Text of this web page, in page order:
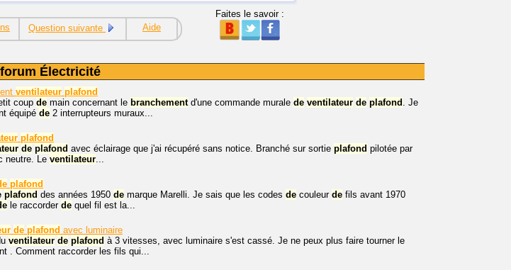
Question suivante Aide
Faites le savoir :
Électricité
ventilateur plafond
coup de main concernant le branchementd'une commande murale de ventilateur de plafond . Je
équipé de 2 interrupteurs muraux...
plafond
de plafond avec éclairage que j'ai récupéré sans notice. Branché sur sortie plafond pilotée par
neutre. Le ventilateur...
plafond
plafond des années 1950 de marque Marelli. Je sais que les codes de couleur de fils avant 1970
le raccorder de quel fil est la...
de plafond avec luminaire
ventilateur de plafond à 3 vitesses, avec luminaire s'est cassé. Je ne peux plus faire tourner le
. Comment raccorder les fils qui...